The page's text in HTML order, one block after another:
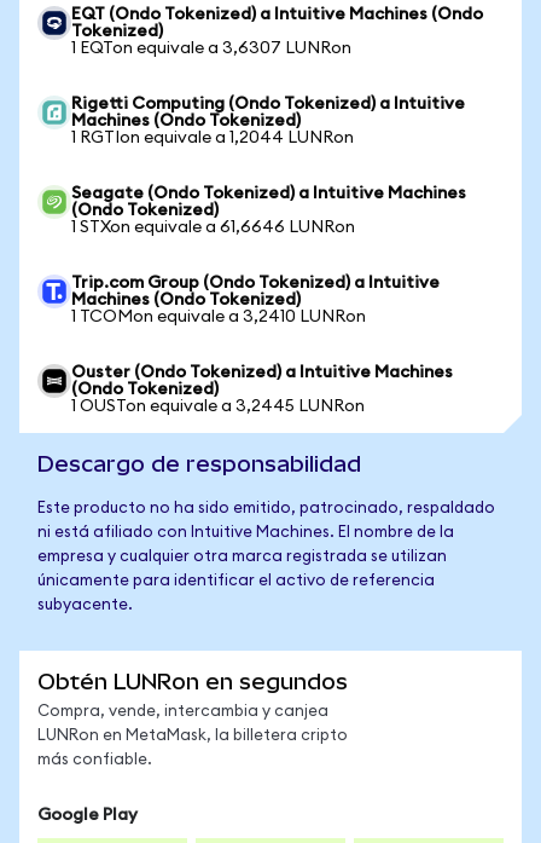
EQT (Ondo Tokenized) a Intuitive Machines (Ondo
Tokenized)
1 EQTon equivale a 3,6307 LUNRon
Rigetti Computing (Ondo Tokenized) a Intuitive
Machines (Ondo Tokenized)
1 RGTIon equivale a 1,2044 LUNRon
Seagate (Ondo Tokenized) a Intuitive Machines
(Ondo Tokenized)
1 STXon equivale a 61,6646 LUNRon
Trip.com Group (Ondo Tokenized) a Intuitive
Machines (Ondo Tokenized)
1 TCOMon equivale a 3,2410 LUNRon
Ouster (Ondo Tokenized) a Intuitive Machines
(Ondo Tokenized)
1 OUSTon equivale a 3,2445 LUNRon
Descargo de responsabilidad
Este producto no ha sido emitido, patrocinado, respaldado
ni está afiliado con Intuitive Machines. El nombre de la
empresa y cualquier otra marca registrada se utilizan
únicamente para identificar el activo de referencia
subyacente.
Obtén LUNRon en segundos
Compra, vende, intercambia y canjea
LUNRon en MetaMask, la billetera cripto
más confiable.
Google Play